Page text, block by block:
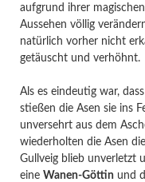
aufgrund ihrer
Aussehen völlig
natürlich vorher nicht
getäuscht und verhöhnt.
Als es eindeutig war,
stießen die Asen sie ins
unversehrt aus dem
wiederholten die Asen
Gullveig blieb unverletzt
eine Wanen-Göttin und